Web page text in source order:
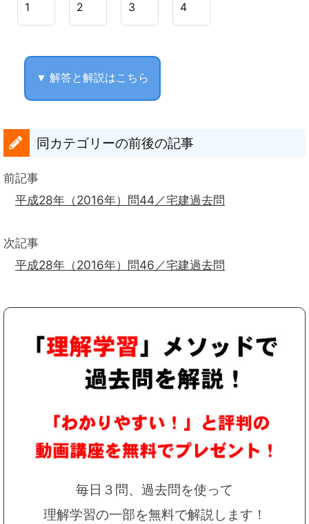
1 2 3 4
▼ 解答と解説はこちら
同カテゴリーの前後の記事
前記事
平成28年（2016年）問44／宅建過去問
次記事
平成28年（2016年）問46／宅建過去問
毎日３問、過去問を使って
理解学習の一部を無料で解説します！